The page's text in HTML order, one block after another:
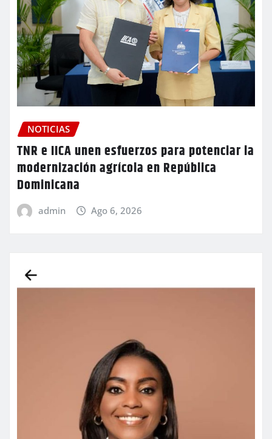
NOTICIAS
TNR e IICA unen esfuerzos para potenciar la
modernización agrícola en República
Dominicana
admin Ago 6, 2026